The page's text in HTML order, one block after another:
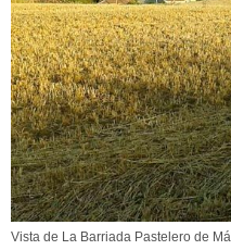
Vista de La Barriada Pastelero de